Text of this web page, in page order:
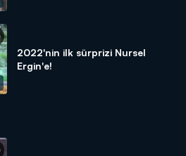
2022'nin ilk sürprizi Nursel
Ergin'e!